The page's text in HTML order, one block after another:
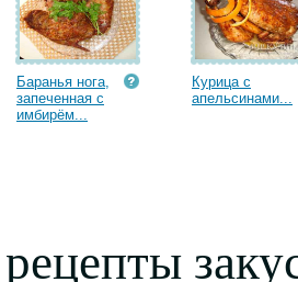
Баранья нога,
запеченная с
имбирём...
Курица с
апельсинами...